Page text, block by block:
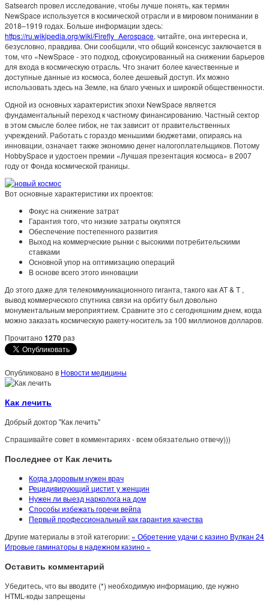
Satsearch провел исследование, чтобы лучше понять, как термин
NewSpace используется в космической отрасли и в мировом понимании в
2018–1919 годах. Больше информации здесь:
https://ru.wikipedia.org/wiki/Firefly_Aerospace, читайте, она интересна и,
безусловно, правдива. Они сообщили, что общий консенсус заключается в
том, что «NewSpace - это подход, сфокусированный на снижении барьеров
для входа в космическую отрасль. Что значит более качественные и
доступные данные из космоса, более дешевый доступ. Их можно
использовать здесь на Земле, на благо ученых и широкой общественности.
Одной из основных характеристик эпохи NewSpace является
фундаментальный переход к частному финансированию. Частный сектор
в этом смысле более гибок, не так зависит от правительственных
учреждений. Работать с гораздо меньшими бюджетами, опираясь на
инновации, означает также экономию денег налогоплательщиков. Потому
HobbySpace и удостоен премии «Лучшая презентация космоса» в 2007
году от Фонда космической границы.
Вот основные характеристики их проектов:
Фокус на снижение затрат
Гарантия того, что низкие затраты окупятся
Обеспечение постепенного развития
Выход на коммерческие рынки с высокими потребительскими
ставками
Основной упор на оптимизацию операций
В основе всего этого инновации
До этого даже для телекоммуникационного гиганта, такого как AT & T ,
вывод коммерческого спутника связи на орбиту был довольно
монументальным мероприятием. Сравните это с сегодняшним днем, когда
можно заказать космическую ракету-носитель за 100 миллионов долларов.
Прочитано1270раз
Опубликовано в Новости медицины
Как лечить
Добрый доктор "Как лечить"
Спрашивайте совет в комментариях - всем обязательно отвечу)))
Последнее от Как лечить
Когда здоровым нужен врач
Рецидивирующий цистит у женщин
Нужен ли выезд нарколога на дом
Способы избежать горечи вейпа
Первый профессиональный как гарантия качества
Другие материалы в этой категории: « Обретение удачи с казино Вулкан 24
Игровые гаминаторы в надежном казино »
Оставить комментарий
Убедитесь, что вы вводите (*) необходимую информацию, где нужно
HTML-коды запрещены